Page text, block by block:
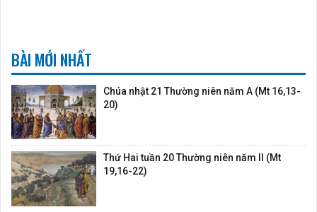
BÀI MỚI NHẤT
Chúa nhật 21 Thường niên năm A (Mt 16,13-
20)
Thứ Hai tuần 20 Thường niên năm II (Mt
19,16-22)